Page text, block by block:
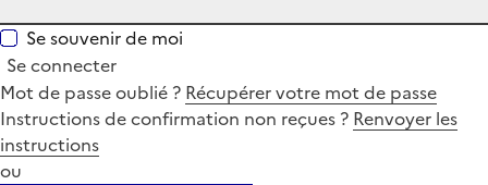
Se souvenir de moi
Se connecter
Mot de passe oublié ? Récupérer votre mot de passe
Instructions de confirmation non reçues ? Renvoyer les
instructions
ou